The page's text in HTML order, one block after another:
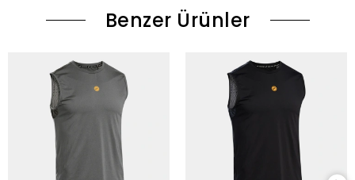
Benzer Ürünler